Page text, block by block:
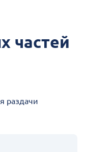
частей
раздачи